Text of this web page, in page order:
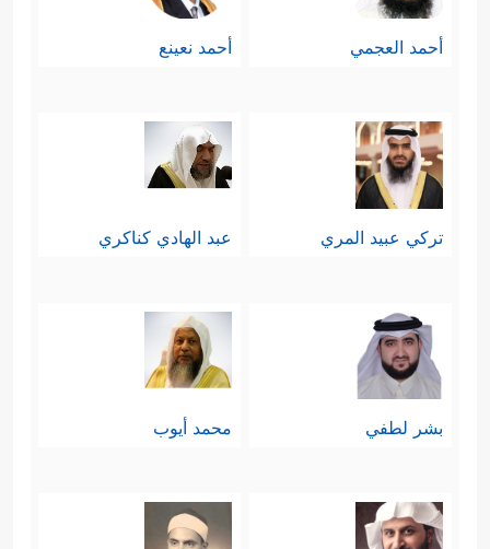
أحمد العجمي أحمد نعينع
تركي عبيد المري عبد الهادي كناكري
بشر لطفي محمد أيوب